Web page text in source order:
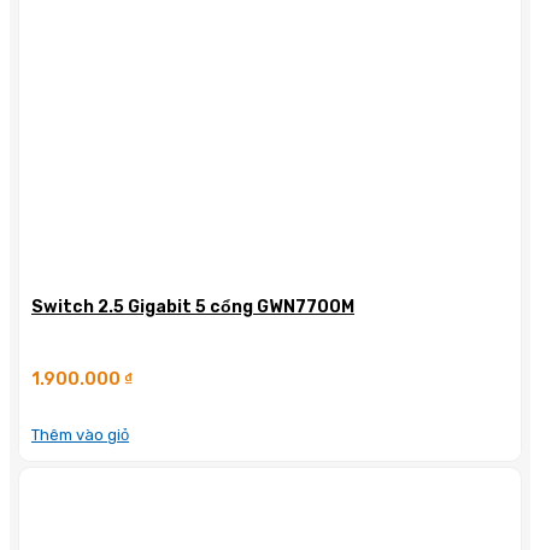
Switch 2.5 Gigabit 5 cổng GWN7700M
1.900.000 ₫
Thêm vào giỏ